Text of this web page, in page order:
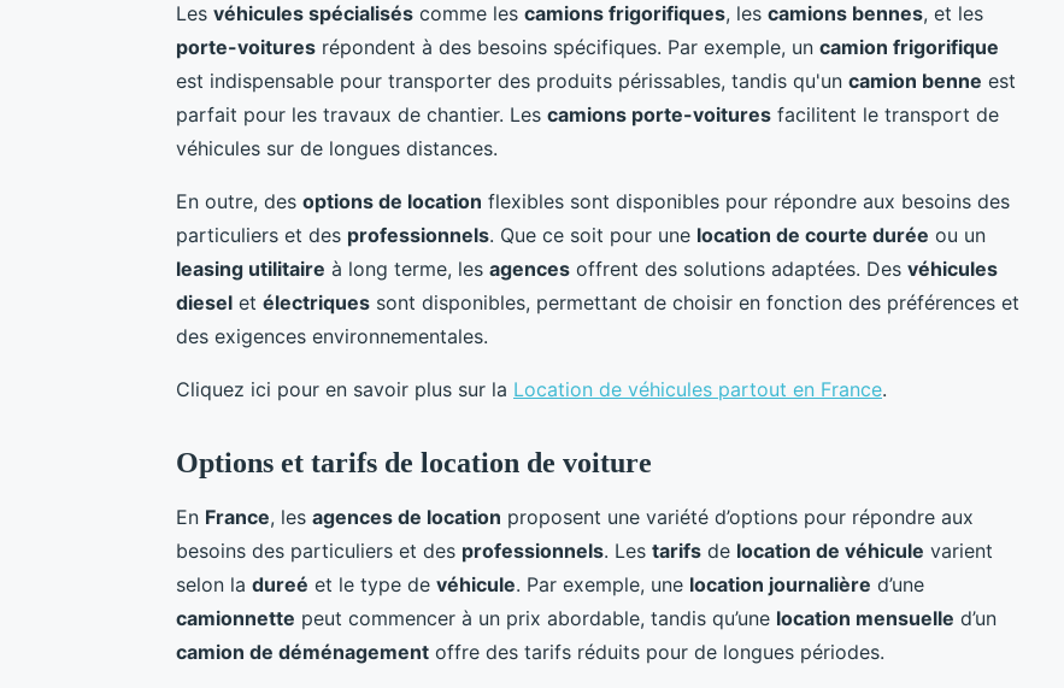
Les véhicules spécialisés comme les camions frigorifiques, les camions bennes, et les
porte-voitures répondent à des besoins spécifiques. Par exemple, un camion frigorifique
est indispensable pour transporter des produits périssables, tandis qu'un camion benne est
parfait pour les travaux de chantier. Les camions porte-voitures facilitent le transport de
véhicules sur de longues distances.
En outre, des options de location flexibles sont disponibles pour répondre aux besoins des
particuliers et des professionnels. Que ce soit pour une location de courte durée ou un
leasing utilitaire à long terme, les agences offrent des solutions adaptées. Des véhicules
diesel et électriques sont disponibles, permettant de choisir en fonction des préférences et
des exigences environnementales.
Cliquez ici pour en savoir plus sur la Location de véhicules partout en France.
Options et tarifs de location de voiture
En France, les agences de location proposent une variété d’options pour répondre aux
besoins des particuliers et des professionnels. Les tarifs de location de véhicule varient
selon la dureé et le type de véhicule. Par exemple, une location journalière d’une
camionnette peut commencer à un prix abordable, tandis qu’une location mensuelle d’un
camion de déménagement offre des tarifs réduits pour de longues périodes.